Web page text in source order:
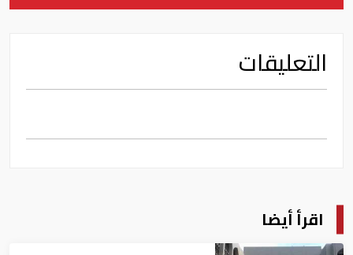
التعليقات
اقرأ أيضا